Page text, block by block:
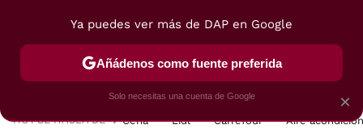
POSTRES VIAJES SELECCIÓN VEGUI
HOY SE HABLA DE Cena Lidl Carrefour Aire
×
Ya puedes ver más de DAP en Google
Añádenos como fuente preferida
Solo necesitas una cuenta de Google